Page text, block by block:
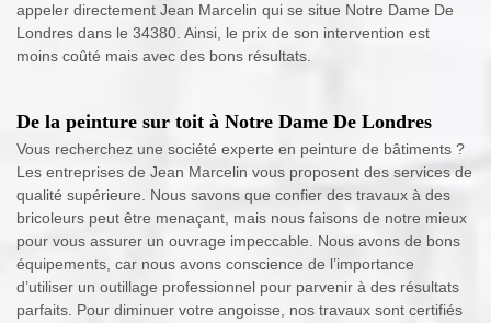
appeler directement Jean Marcelin qui se situe Notre Dame De
Londres dans le 34380. Ainsi, le prix de son intervention est
moins coûté mais avec des bons résultats.
De la peinture sur toit à Notre Dame De Londres
Vous recherchez une société experte en peinture de bâtiments ?
Les entreprises de Jean Marcelin vous proposent des services de
qualité supérieure. Nous savons que confier des travaux à des
bricoleurs peut être menaçant, mais nous faisons de notre mieux
pour vous assurer un ouvrage impeccable. Nous avons de bons
équipements, car nous avons conscience de l’importance
d’utiliser un outillage professionnel pour parvenir à des résultats
parfaits. Pour diminuer votre angoisse, nos travaux sont certifiés